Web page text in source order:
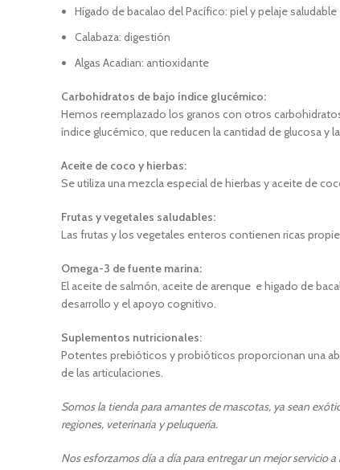
Hígado de bacalao del Pacífico: piel y pelaje saludable
Calabaza: digestión
Algas Acadian: antioxidante
Carbohidratos de bajo índice glucémico:
Hemos reemplazado los granos con otros
índice glucémico, que reducen la cantidad de glucosa y
Aceite de coco y hierbas:
Se utiliza una mezcla especial de hierbas y aceite de
Frutas y vegetales saludables:
Las frutas y los vegetales enteros contienen ricas
Omega-3 de fuente marina:
El aceite de salmón, aceite de arenque e higado de
desarrollo y el apoyo cognitivo.
Suplementos nutricionales:
Potentes prebióticos y probióticos proporcionan una
de las articulaciones.
Somos la tienda para amantes de mascotas, ya sean
regiones, veterinaria y peluquería.
Nos esforzamos día a día para entregar un mejor servicio